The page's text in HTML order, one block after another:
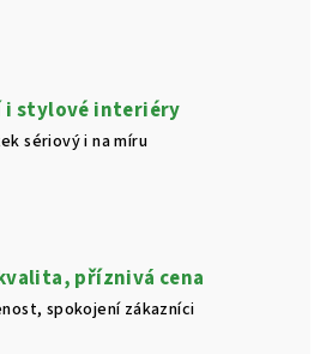
i stylové interiéry
sériový i na míru
příznivá cena
spokojení zákazníci